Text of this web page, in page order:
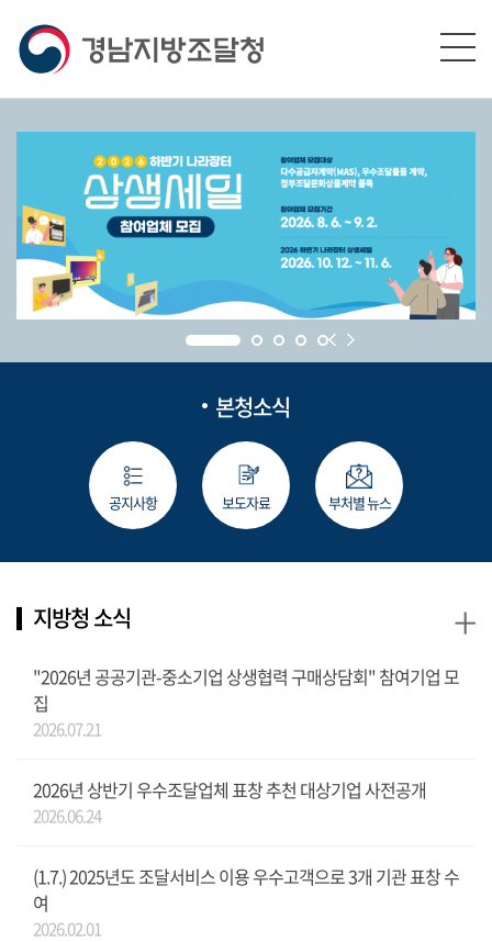
본청소식
공지사항 보도자료 부처별 뉴스
지방청 소식
"2026년 공공기관-중소기업 상생협력 구매상담회" 참여기업 모
집
2026.07.21
2026년 상반기 우수조달업체 표창 추천 대상기업 사전공개
2026.06.24
(1.7.) 2025년도 조달서비스 이용 우수고객으로 3개 기관 표창 수
여
2026.02.01
+